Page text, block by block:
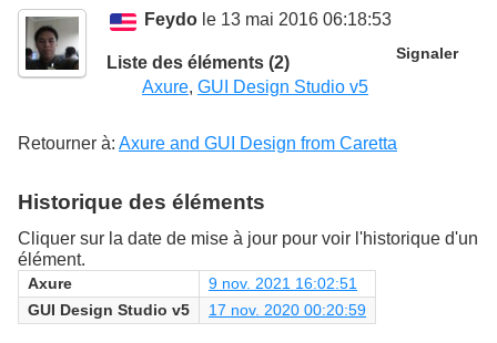
Feydo le 13 mai 2016 06:18:53
Signaler
Liste des éléments (2)
Axure, GUI Design Studio v5
Retourner à: Axure and GUI Design from Caretta
Historique des éléments
Cliquer sur la date de mise à jour pour voir l'historique d'un
élément.
Axure
9 nov. 2021 16:02:51
GUI Design Studio v5
17 nov. 2020 00:20:59